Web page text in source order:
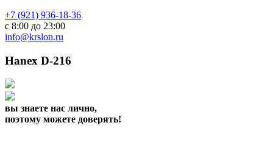
+7 (921) 936-18-36
с 8:00 до 23:00
info@krslon.ru
Hanex D-216
вы знаете нас лично,
поэтому можете доверять!